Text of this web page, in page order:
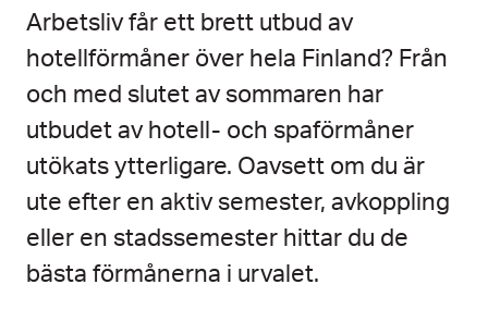
Arbetsliv får ett brett utbud av
hotellförmåner över hela Finland? Från
och med slutet av sommaren har
utbudet av hotell- och spaförmåner
utökats ytterligare. Oavsett om du är
ute efter en aktiv semester, avkoppling
eller en stadssemester hittar du de
bästa förmånerna i urvalet.